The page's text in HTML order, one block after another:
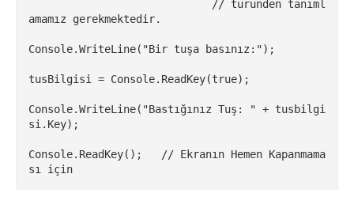
amamız gerekmektedir.
Console.WriteLine("Bir tuşa basınız:");
tusBilgisi = Console.ReadKey(true);
Console.WriteLine("Bastığınız Tuş: " + tusbilgi
si.Key);
Console.ReadKey();   // Ekranın Hemen Kapanmama
sı için